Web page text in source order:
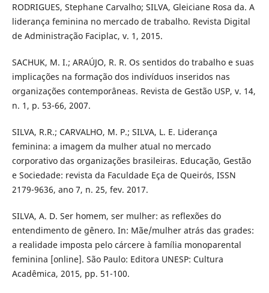
RODRIGUES, Stephane Carvalho; SILVA, Gleiciane Rosa da. A
liderança feminina no mercado de trabalho. Revista Digital
de Administração Faciplac, v. 1, 2015.
SACHUK, M. I.; ARAÚJO, R. R. Os sentidos do trabalho e suas
implicações na formação dos indivíduos inseridos nas
organizações contemporâneas. Revista de Gestão USP, v. 14,
n. 1, p. 53-66, 2007.
SILVA, R.R.; CARVALHO, M. P.; SILVA, L. E. Liderança
feminina: a imagem da mulher atual no mercado
corporativo das organizações brasileiras. Educação, Gestão
e Sociedade: revista da Faculdade Eça de Queirós, ISSN
2179-9636, ano 7, n. 25, fev. 2017.
SILVA, A. D. Ser homem, ser mulher: as reflexões do
entendimento de gênero. In: Mãe/mulher atrás das grades:
a realidade imposta pelo cárcere à família monoparental
feminina [online]. São Paulo: Editora UNESP: Cultura
Acadêmica, 2015, pp. 51-100.